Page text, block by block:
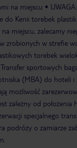
na miejscu
do Kenii torebek
miejscu, zalecamy
zrobionych w strefie
torebek
Transfer sportowych
(MBA) do hoteli
możliwość
zależny od
specjalnego
podróży o zamiarze